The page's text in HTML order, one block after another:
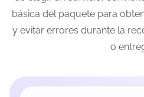
básica del paquete para
y evitar errores durante la
o